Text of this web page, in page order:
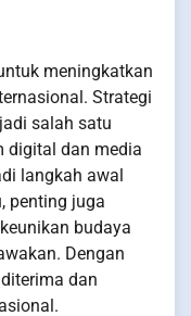
meningkatkan
Strategi
salah satu
digital dan media
langkah awal
penting juga
budaya
Dengan
dan